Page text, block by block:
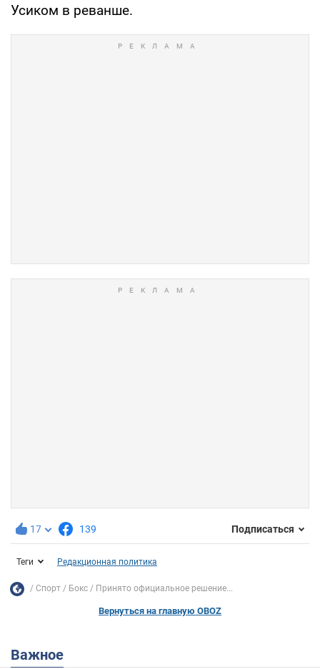
Усиком в реванше.
17 139 Подписаться
Теги Редакционная политика
Спорт Бокс Принято официальное решение...
Вернуться на главную OBOZ
Важное